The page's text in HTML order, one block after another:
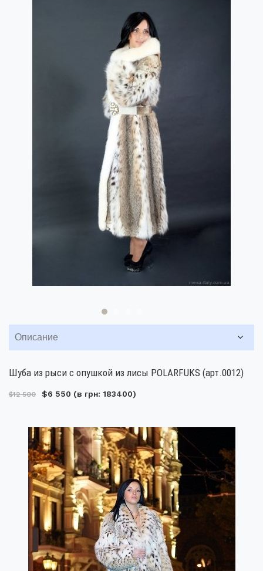
Описание
Шуба из рыси с опушкой из лисы POLARFUKS (арт.0012)
$12 500 $6 550 (в грн: 183400)